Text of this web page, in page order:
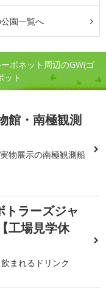
園一覧へ
ボネット周辺のGW(ゴ
ット
館・南極観測
物展示の南極観測船
トラーズジャ
工場見学休
まれるドリンク